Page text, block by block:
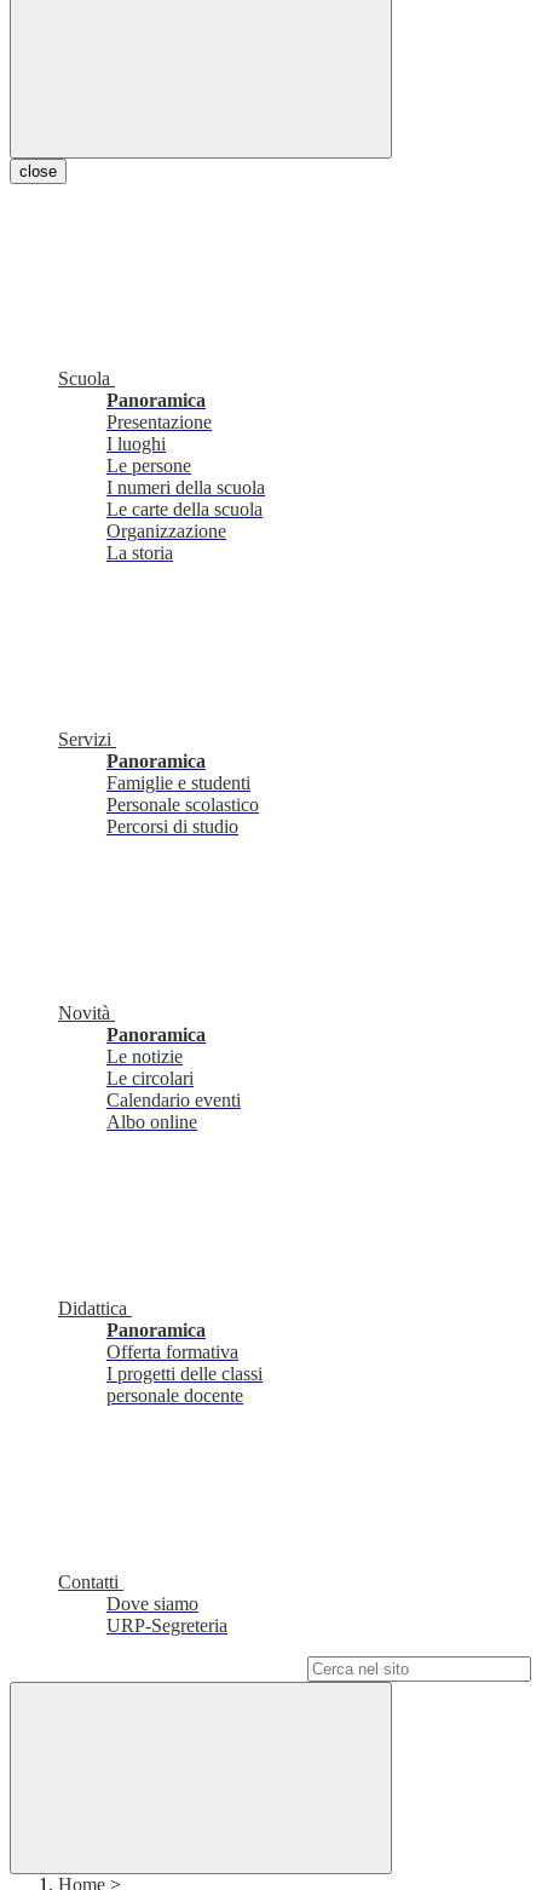
close
Scuola
Panoramica
Presentazione
I luoghi
Le persone
I numeri della scuola
Le carte della scuola
Organizzazione
La storia
Servizi
Panoramica
Famiglie e studenti
Personale scolastico
Percorsi di studio
Novità
Panoramica
Le notizie
Le circolari
Calendario eventi
Albo online
Didattica
Panoramica
Offerta formativa
I progetti delle classi
personale docente
Contatti
Dove siamo
URP-Segreteria
Home >